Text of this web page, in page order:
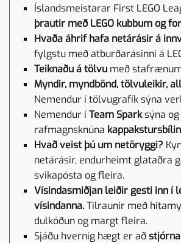
Íslandsmeistarar First LEGO
þrautir með LEGO kubbum og
Hvaða áhrif hafa netárásir á
fylgstu með atburðarásinni á
Teiknaðu á tölvu með
Myndir, myndbönd, tölvuleikir,
Nemendur í tölvugrafík sýna
Nemendur íTeam Sparksýna
rafmagnsknúna
Hvað veist þú um netöryggi?
netárásir, endurheimt glataðra
svikapósta og fleira.
Vísindasmiðjan leiðir gesti inn í
vísindanna.Tilraunir með
dulkóðun og margt fleira.
Sjáðu hvernig hægt er aðstjórna